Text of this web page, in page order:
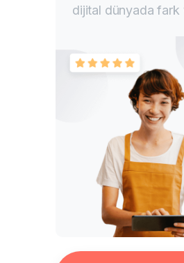
dijital dünyada fark